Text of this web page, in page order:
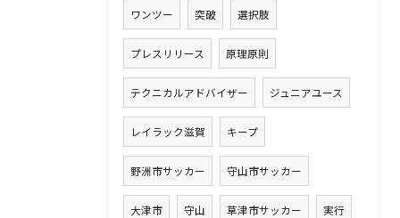
ワンツー 突破 選択肢
プレスリリース 原理原則
テクニカルアドバイザー ジュニアユース
レイラック滋賀 キープ
野洲市サッカー 守山市サッカー
大津市 守山 草津市サッカー 実行